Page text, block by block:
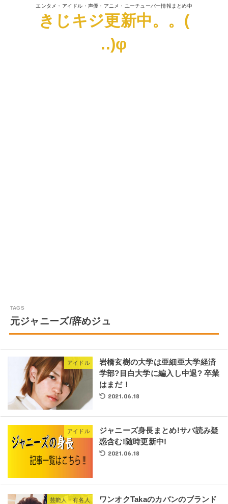
エンタメ・アイドル・声優・アニメ・ユーチューバー情報まとめ中
きじキジ更新中。。(
..)φ
元ジャニーズ/辞めジュ
アイドル
岩橋玄樹の大学は亜細亜大学経済
学部?目白大学に編入し中退? 卒業
はまだ！
2021.06.18
アイドル
ジャニーズ身長まとめ!サバ読み疑
惑含む!随時更新中!
2021.06.18
芸能人・有名人
ワンオクTakaのカバンのブランド